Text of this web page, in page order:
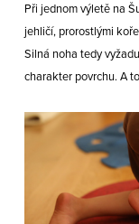
Při jednom výletě na
jehličí, prorostlými
Silná noha tedy
charakter povrchu. A